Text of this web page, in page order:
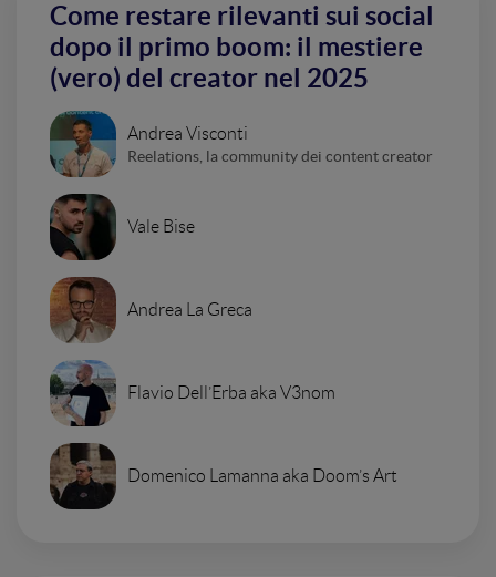
Come restare rilevanti sui social
dopo il primo boom: il mestiere
(vero) del creator nel 2025
Andrea Visconti
Reelations, la community dei content creator
Vale Bise
Andrea La Greca
Flavio Dell’Erba aka V3nom
Domenico Lamanna aka Doom’s Art